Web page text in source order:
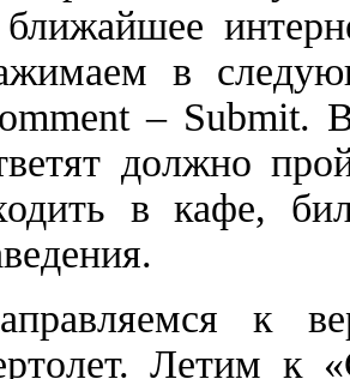
в
– Submit.
должно
в кафе,
к
Летим к